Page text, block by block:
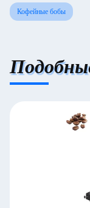
Кофейные бобы